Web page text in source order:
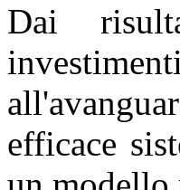
Dai
efficace